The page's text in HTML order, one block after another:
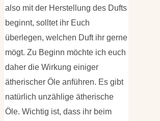
also mit der Herstellung des Dufts
beginnt, solltet ihr Euch
überlegen, welchen Duft ihr gerne
mögt. Zu Beginn möchte ich euch
daher die Wirkung einiger
ätherischer Öle anführen. Es gibt
natürlich unzählige ätherische
Öle. Wichtig ist, dass ihr beim